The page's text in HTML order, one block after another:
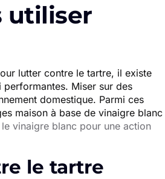
utiliser
lutter contre le tartre, il existe
performantes. Miser sur des
domestique. Parmi ces
maison à base de vinaigre blanc
vinaigre blanc pour une action
le tartre